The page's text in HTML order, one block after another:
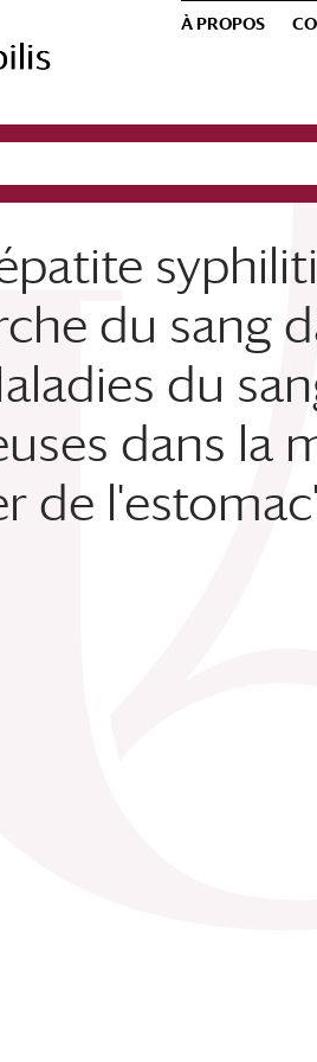
À PROPOS
du sang
du
dans la
de